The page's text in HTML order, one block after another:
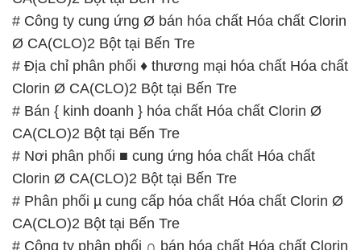
# Công ty cung ứng Ø bán hóa chất Hóa chất Clorin
Ø CA(CLO)2 Bột tại Bến Tre
# Địa chỉ phân phối ♦ thương mại hóa chất Hóa chất
Clorin Ø CA(CLO)2 Bột tại Bến Tre
# Bán { kinh doanh } hóa chất Hóa chất Clorin Ø
CA(CLO)2 Bột tại Bến Tre
# Nơi phân phối ■ cung ứng hóa chất Hóa chất
Clorin Ø CA(CLO)2 Bột tại Bến Tre
# Phân phối µ cung cấp hóa chất Hóa chất Clorin Ø
CA(CLO)2 Bột tại Bến Tre
# Công ty phân phối ∩ bán hóa chất Hóa chất Clorin